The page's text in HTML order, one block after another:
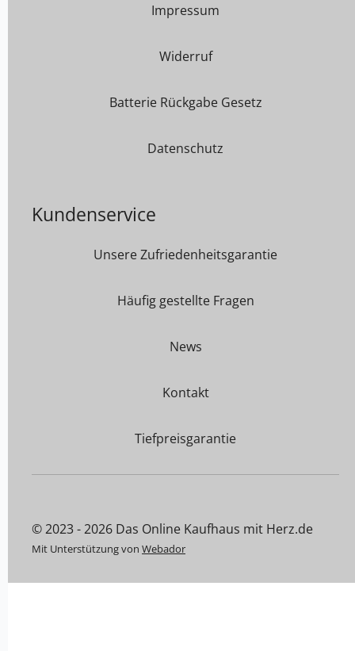
Impressum
Widerruf
Batterie Rückgabe Gesetz
Datenschutz
Kundenservice
Unsere Zufriedenheitsgarantie
Häufig gestellte Fragen
News
Kontakt
Tiefpreisgarantie
© 2023 - 2026 Das Online Kaufhaus mit Herz.de
Mit Unterstützung von Webador